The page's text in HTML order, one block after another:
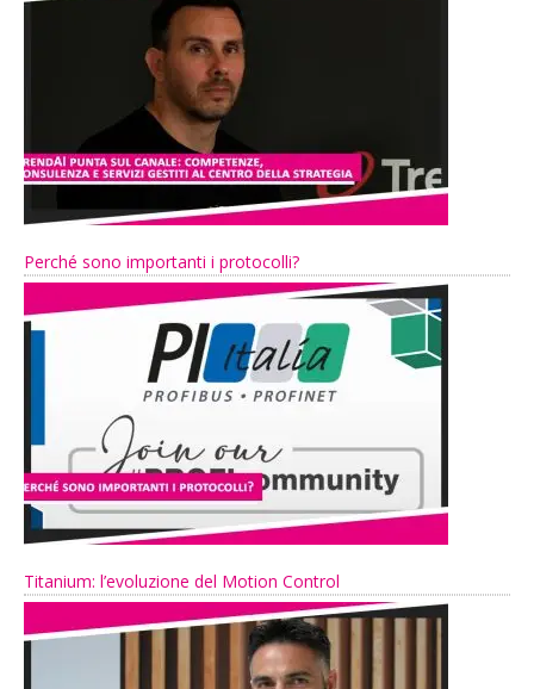
Perché sono importanti i protocolli?
Titanium: l’evoluzione del Motion Control